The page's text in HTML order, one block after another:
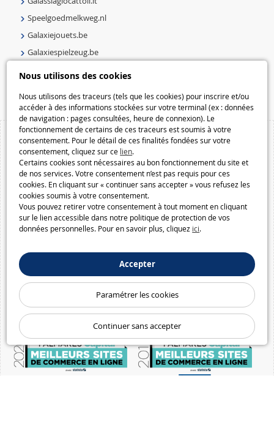
Nous utilisons des cookies
Nous utilisons des traceurs (tels que les cookies) pour inscrire et/ou
accéder à des informations stockées sur votre terminal (ex : données
de navigation : pages consultées, heure de connexion). Le
fonctionnement de certains de ces traceurs est soumis à votre
consentement. Pour le détail de ces finalités fondées sur votre
consentement, cliquez sur ce lien.
Certains cookies sont nécessaires au bon fonctionnement du site et
de nos services. Votre consentement n’est pas requis pour ces
cookies. En cliquant sur « continuer sans accepter » vous refusez les
cookies soumis à votre consentement.
Vous pouvez retirer votre consentement à tout moment en cliquant
sur le lien accessible dans notre politique de protection de vos
données personnelles. Pour en savoir plus, cliquez ici.
Accepter
Paramétrer les cookies
Continuer sans accepter
Speelgoedmelkweg.nl
Galaxiejouets.be
Galaxiespielzeug.be